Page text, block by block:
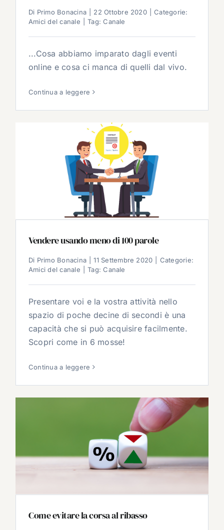
Di Primo Bonacina 22 Ottobre 2020
Categorie:
Amici del canale
Tag:Canale
...Cosa abbiamo imparato dagli eventi
online e cosa ci manca di quelli dal vivo.
Continua a leggere
Vendere usando meno di 100 parole
Di Primo Bonacina 11 Settembre 2020
Categorie:
Amici del canale
Tag:Canale
Presentare voi e la vostra attività nello
spazio di poche decine di secondi è una
capacità che si può acquisire facilmente.
Scopri come in 6 mosse!
Continua a leggere
Come evitare la corsa al ribasso